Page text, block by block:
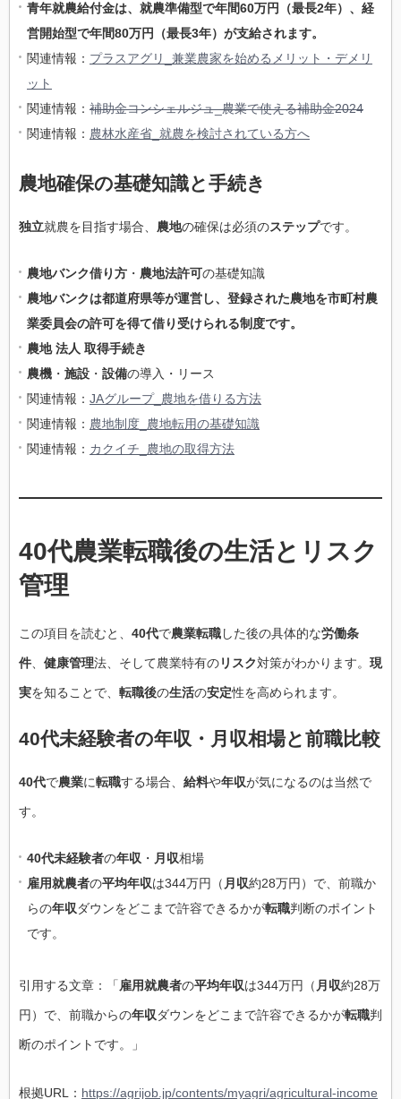
青年就農給付金は、就農準備型で年間60万円（最長2年）、経
営開始型で年間80万円（最長3年）が支給されます。
関連情報： プラスアグリ_兼業農家を始めるメリット・デメリ
ット
関連情報： 補助金コンシェルジュ_農業で使える補助金2024
関連情報： 農林水産省_就農を検討されている方へ
農地確保の基礎知識と手続き
独立就農を目指す場合、 農地の確保は必須のステップです。
農地バンク借り方 ・ 農地法許可の基礎知識
農地バンクは都道府県等が運営し、登録された農地を市町村農
業委員会の許可を得て借り受けられる制度です。
農地 法人 取得手続き
農機 ・ 施設 ・ 設備の導入・リース
関連情報： JAグループ_農地を借りる方法
関連情報： 農地制度_農地転用の基礎知識
関連情報： カクイチ_農地の取得方法
40代農業転職後の生活とリスク
管理
この項目を読むと、 40代で農業転職した後の具体的な労働条
件、 健康管理法、そして農業特有のリスク対策がわかります。 現
実を知ることで、 転職後の生活の安定性を高められます。
40代未経験者の年収・月収相場と前職比較
40代で農業に転職する場合、 給料や年収が気になるのは当然で
す。
40代未経験者の年収 ・ 月収相場
雇用就農者の平均年収は344万円（ 月収約28万円）で、前職か
らの年収ダウンをどこまで許容できるかが転職判断のポイント
です。
引用する文章：「 雇用就農者の平均年収は344万円（ 月収約28万
円）で、前職からの年収ダウンをどこまで許容できるかが転職判
断のポイントです。」
根拠URL： https://agrijob.jp/contents/myagri/agricultural-income